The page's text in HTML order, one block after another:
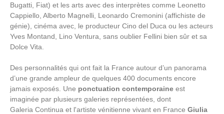
Bugatti, Fiat) et les arts avec des interprètes comme Leonetto
Cappiello, Alberto Magnelli, Leonardo Cremonini (affichiste de
génie), cinéma avec, le producteur Cino del Duca ou les acteurs
Yves Montand, Lino Ventura, sans oublier Fellini bien sûr et sa
Dolce Vita.
Des personnalités qui ont fait la France autour d’un panorama
d’une grande ampleur de quelques 400 documents encore
jamais exposés. Une ponctuation contemporaine est
imaginée par plusieurs galeries représentées, dont
Galeria Continua et l'artiste vénitienne vivant en France Giulia